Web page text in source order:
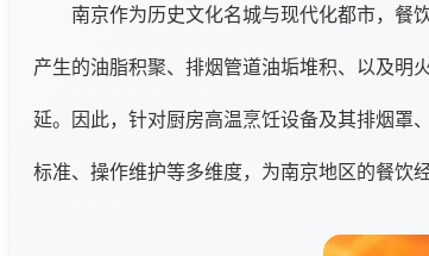
南京作为历史文化名城与现代化都市，餐
产生的油脂积聚、排烟管道油垢堆积、以及明
延。因此，针对厨房高温烹饪设备及其排烟罩
标准、操作维护等多维度，为南京地区的餐饮